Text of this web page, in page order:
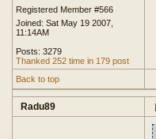
Registered Member #566
Joined: Sat May 19 2007,
11:14AM
Posts: 3279
Thanked 252 time in 179 post
Back to top
Radu89